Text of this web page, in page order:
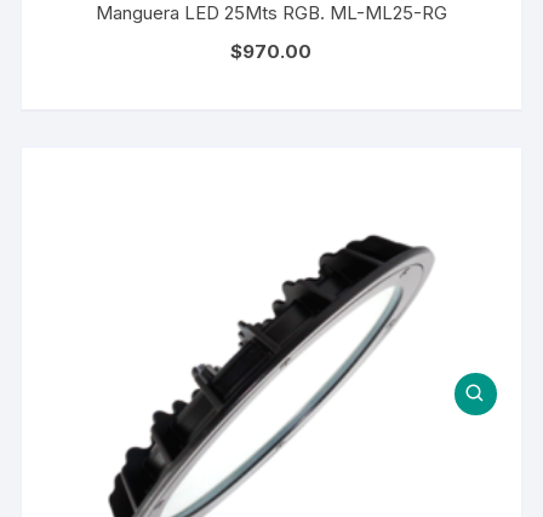
Manguera LED 25Mts RGB. ML-ML25-RG
$970.00